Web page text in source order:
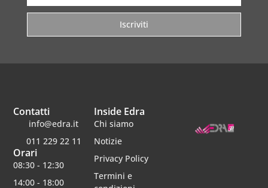
Iscriviti
Inside Edra
Chi siamo
Notizie
Privacy Policy
Termini e
Contatti
info@edra.it
011 229 22 11
Orari
08:30 - 12:30
14:00 - 18:00